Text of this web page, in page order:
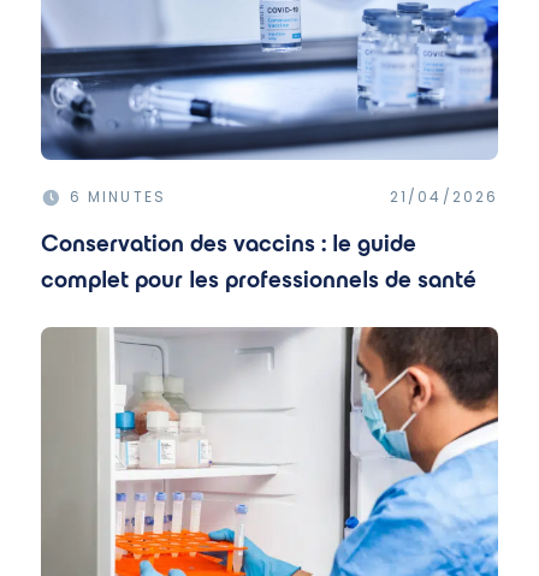
6 MINUTES 21/04/2026
Conservation des vaccins : le guide
complet pour les professionnels de santé